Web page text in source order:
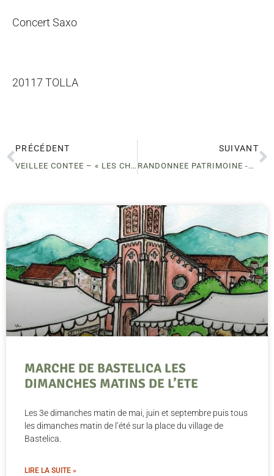
Concert Saxo
20117 TOLLA
PRÉCÉDENT
VEILLEE CONTEE – « LES CHEMINS DE L’ARBOUSIER – UCCIANI
SUIVANT
RANDONNEE PATRIMOINE -BOCOGNANO
MARCHE DE BASTELICA LES
DIMANCHES MATINS DE L’ETE
Les 3e dimanches matin de mai, juin et septembre puis tous
les dimanches matin de l’été sur la place du village de
Bastelica.
LIRE LA SUITE »